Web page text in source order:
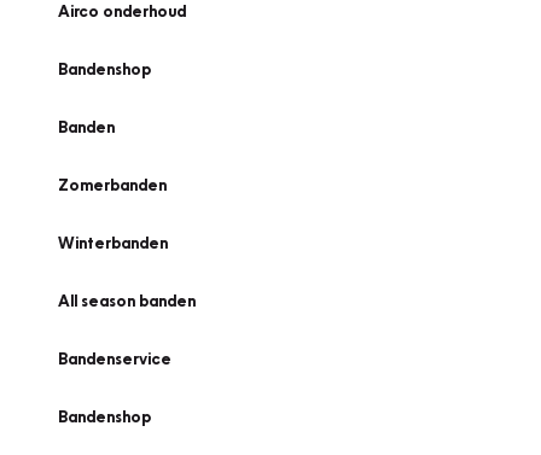
Airco onderhoud
Bandenshop
Banden
Zomerbanden
Winterbanden
All season banden
Bandenservice
Bandenshop